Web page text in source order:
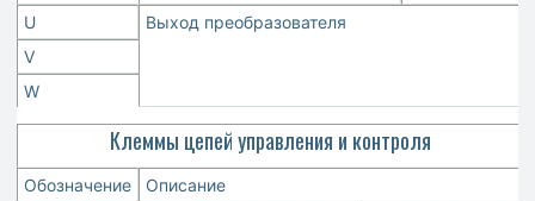
U
Выход преобразователя
V
W
Клеммы цепей управления и контроля
Обозначение
Описание